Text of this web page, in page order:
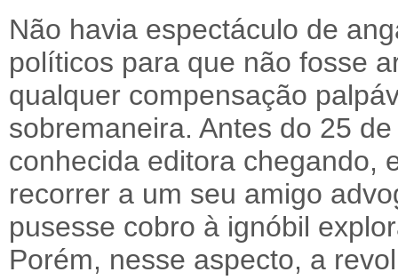
Não havia espectáculo de
políticos para que não fosse
qualquer compensação
sobremaneira. Antes do 25
conhecida editora chegando,
recorrer a um seu amigo
pusesse cobro à ignóbil
Porém, nesse aspecto, a